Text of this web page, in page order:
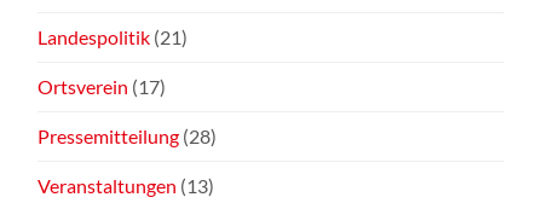
Landespolitik (21)
Ortsverein (17)
Pressemitteilung (28)
Veranstaltungen (13)